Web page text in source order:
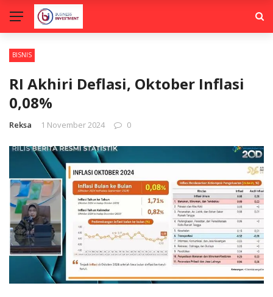
BISNIS
RI Akhiri Deflasi, Oktober Inflasi
0,08%
Reksa 1 November 2024 0